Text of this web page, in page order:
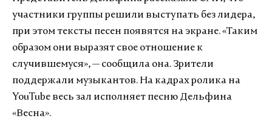
участники группы решили выступать без лидера,
при этом тексты песен появятся на экране. «Таким
образом они выразят свое отношение к
случившемуся», — сообщила она. Зрители
поддержали музыкантов. На кадрах ролика на
YouTube весь зал исполняет песню Дельфина
«Весна».